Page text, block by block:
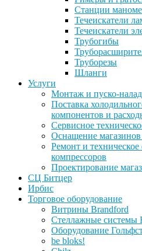
Станции
Течеискатели
Течеискатели
Трубогибы
Труборезы
Шланги
Услуги
Монтаж и пуско-
Поставка
компонентов и
Сервисное
Оснащение
Ремонт и
компрессоров
Проектирование
СЦ Битцер
Ирбис
Торговое оборудование
Витрины Brandford
Стеллажные системы
Оборудование
be bloks!